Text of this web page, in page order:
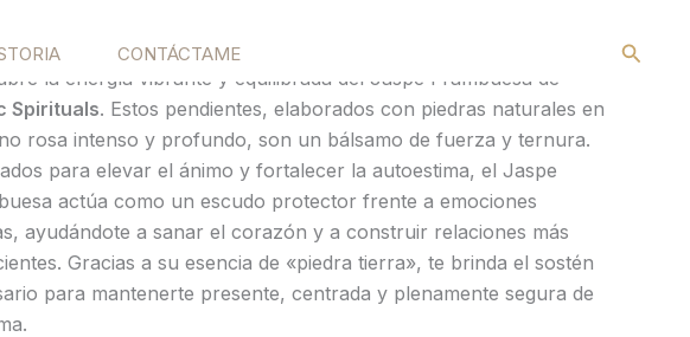
CONTÁCTAME Buscar
la energía vibrante y equilibrada del Jaspe Frambuesa de
Spirituals. Estos pendientes, elaborados con piedras naturales en
rosa intenso y profundo, son un bálsamo de fuerza y ternura.
para elevar el ánimo y fortalecer la autoestima, el Jaspe
actúa como un escudo protector frente a emociones
ayudándote a sanar el corazón y a construir relaciones más
Gracias a su esencia de «piedra tierra», te brinda el sostén
para mantenerte presente, centrada y plenamente segura de